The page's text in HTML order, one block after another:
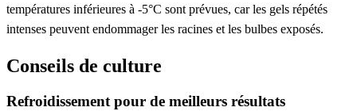
températures inférieures à -5°C sont prévues, car les gels répétés
intenses peuvent endommager les racines et les bulbes exposés.
Conseils de culture
Refroidissement pour de meilleurs résultats